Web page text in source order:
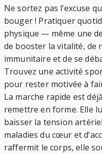
Ne sortez pas l’excuse
bouger ! Pratiquer
physique — même une
de booster la vitalité, de
immunitaire et de se
Trouvez une activité
pour rester motivée à
La marche rapide est
remettre en forme. Elle
baisser la tension
maladies du cœur et
raffermit le corps, elle